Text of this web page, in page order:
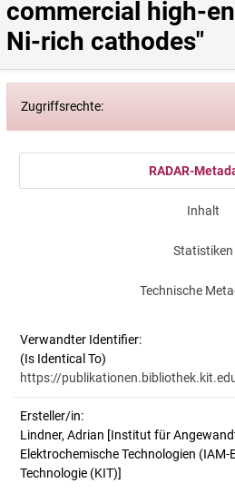
commercial high-
Ni-rich cathodes"
Zugriffsrechte:
RADAR-
Inhalt
Statistiken
Technische
Verwandter Identifier:
(Is Identical To)
https://
Ersteller/in:
Lindner, Adrian [Institut für
Elektrochemische Technologien
Technologie (KIT)]